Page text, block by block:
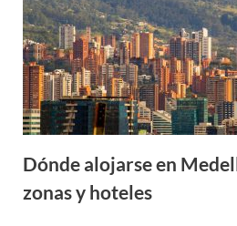
Dónde alojarse en
zonas y hoteles